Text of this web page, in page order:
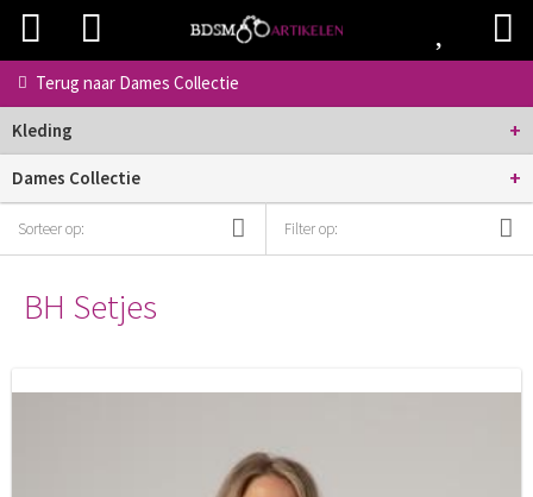
Terug naar Dames Collectie
Kleding +
Dames Collectie +
Sorteer op: Filter op:
BH Setjes